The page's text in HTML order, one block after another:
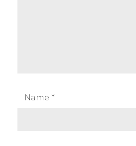
Name *